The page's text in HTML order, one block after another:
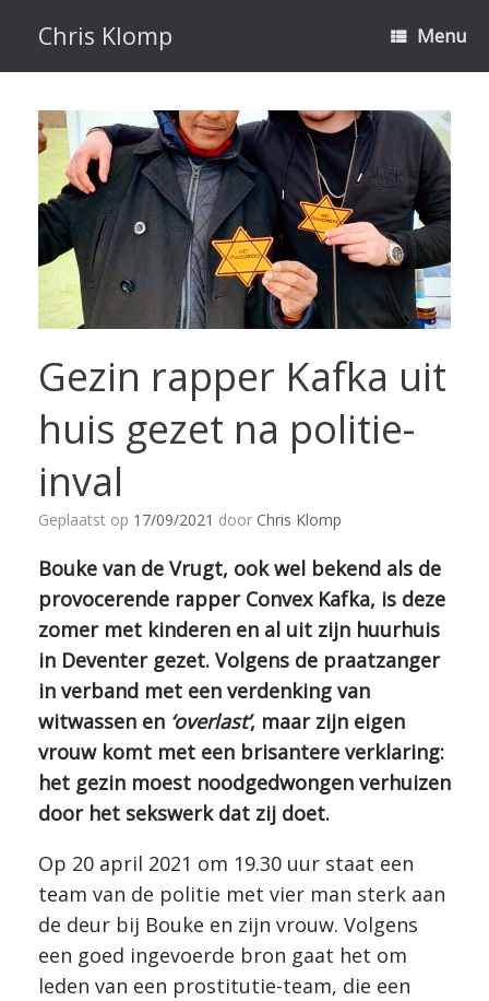
inhoud
Chris Klomp Menu
Gezin rapper Kafka uit
huis gezet na politie-
inval
Geplaatst op 17/09/2021 door Chris Klomp
Bouke van de Vrugt, ook wel bekend als de
provocerende rapper Convex Kafka, is deze
zomer met kinderen en al uit zijn huurhuis
in Deventer gezet. Volgens de praatzanger
in verband met een verdenking van
witwassen en ‘overlast’, maar zijn eigen
vrouw komt met een brisantere verklaring:
het gezin moest noodgedwongen verhuizen
door het sekswerk dat zij doet.
Op 20 april 2021 om 19.30 uur staat een
team van de politie met vier man sterk aan
de deur bij Bouke en zijn vrouw. Volgens
een goed ingevoerde bron gaat het om
leden van een prostitutie-team, die een